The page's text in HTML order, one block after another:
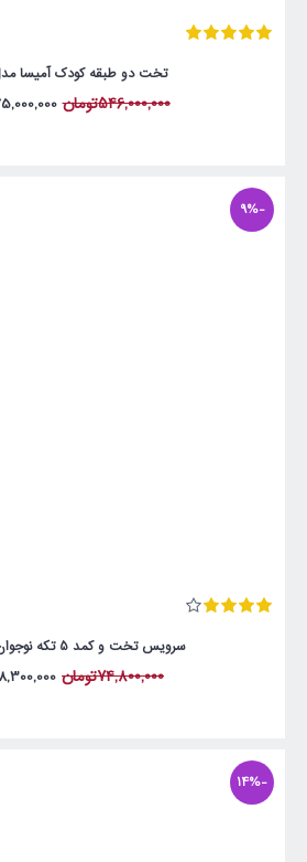
تخت دو طبقه کودک آمیسا
546,000,000تومان
-9%
سرویس تخت و کمد 5 تکه نوجوان مدل پرنس
74,800,000تومان
-14%